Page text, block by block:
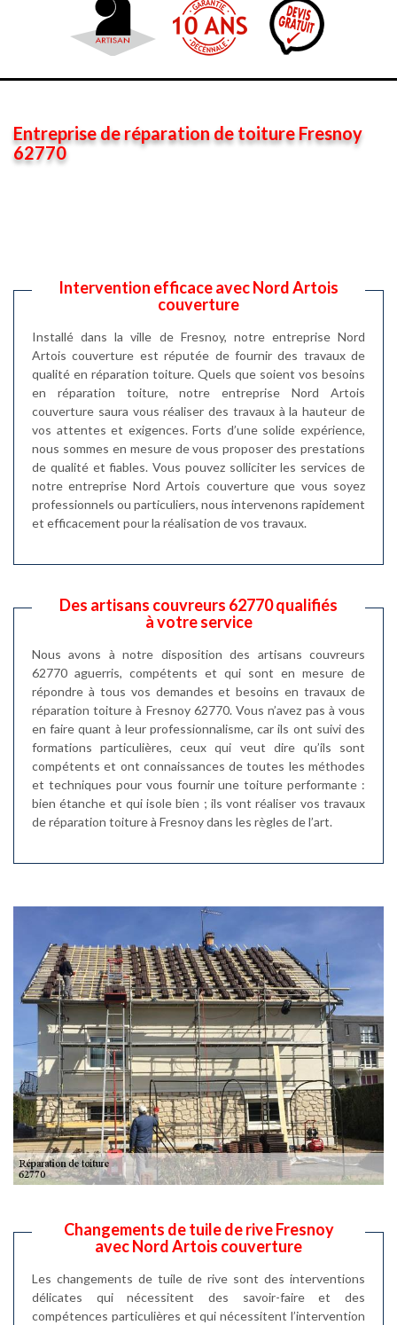
Entreprise de réparation de toiture Fresnoy
62770
Intervention efficace avec Nord Artois
couverture
Installé dans la ville de Fresnoy, notre entreprise Nord
Artois couverture est réputée de fournir des travaux de
qualité en réparation toiture. Quels que soient vos besoins
en réparation toiture, notre entreprise Nord Artois
couverture saura vous réaliser des travaux à la hauteur de
vos attentes et exigences. Forts d’une solide expérience,
nous sommes en mesure de vous proposer des prestations
de qualité et fiables. Vous pouvez solliciter les services de
notre entreprise Nord Artois couverture que vous soyez
professionnels ou particuliers, nous intervenons rapidement
et efficacement pour la réalisation de vos travaux.
Des artisans couvreurs 62770 qualifiés
à votre service
Nous avons à notre disposition des artisans couvreurs
62770 aguerris, compétents et qui sont en mesure de
répondre à tous vos demandes et besoins en travaux de
réparation toiture à Fresnoy 62770. Vous n’avez pas à vous
en faire quant à leur professionnalisme, car ils ont suivi des
formations particulières, ceux qui veut dire qu’ils sont
compétents et ont connaissances de toutes les méthodes
et techniques pour vous fournir une toiture performante :
bien étanche et qui isole bien ; ils vont réaliser vos travaux
de réparation toiture à Fresnoy dans les règles de l’art.
Changements de tuile de rive Fresnoy
avec Nord Artois couverture
Les changements de tuile de rive sont des interventions
délicates qui nécessitent des savoir-faire et des
compétences particulières et qui nécessitent l’intervention